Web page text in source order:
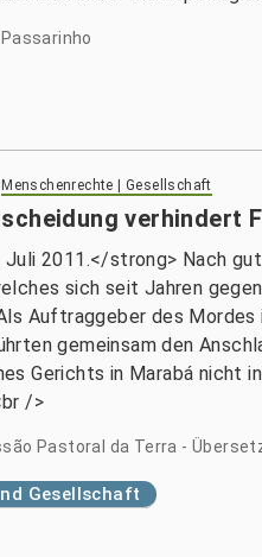
Menschenrechte | Gesellschaft
verhindert
Juli 2011.</strong> Nach
sich seit Jahren
Auftraggeber des Mordes
gemeinsam den
Gerichts in Marabá nicht
/>
Pastoral da Terra -
Gesellschaft